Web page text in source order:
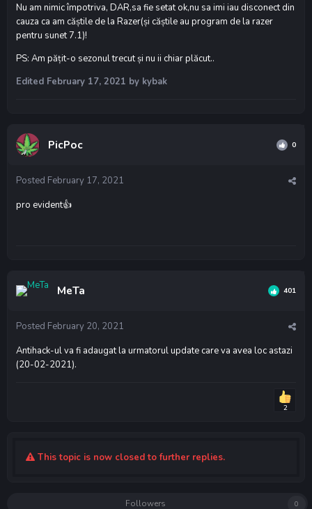
Nu am nimic împotriva, DAR,sa fie setat ok,nu sa imi iau disconect din
cauza ca am căștile de la Razer(și căștile au program de la razer
pentru sunet 7.1)!
PS: Am pățit-o sezonul trecut și nu ii chiar plăcut..
Edited February 17, 2021 by kybak
PicPoc 0
Posted February 17, 2021
pro evident👍
MeTa 401
Posted February 20, 2021
Antihack-ul va fi adaugat la urmatorul update care va avea loc astazi
(20-02-2021).
2
This topic is now closed to further replies.
Followers 0